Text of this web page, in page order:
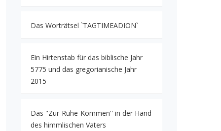
Das Worträtsel `TAGTIMEADION`
Ein Hirtenstab für das biblische Jahr
5775 und das gregorianische Jahr
2015
Das ''Zur-Ruhe-Kommen'' in der Hand
des himmlischen Vaters